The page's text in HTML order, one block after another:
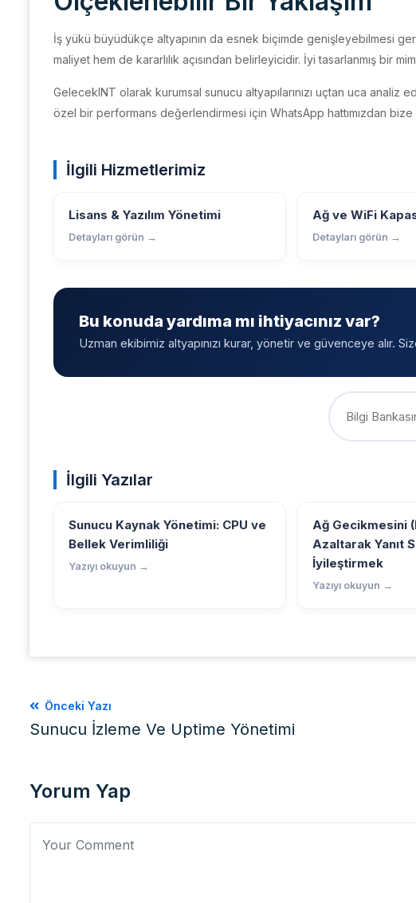
İş yükü büyüdükçe altyapının da esnek biçimde genişleyebilmesi
maliyet hem de kararlılık açısından belirleyicidir. İyi tasarlanmış bir
GelecekINT olarak kurumsal sunucu altyapılarınızı uçtan uca analiz
özel bir performans değerlendirmesi için WhatsApp hattımızdan
İlgili Hizmetlerimiz
Lisans & Yazılım Yönetimi
Detayları görün →
Ağ ve WiFi
Detayları görün →
Bu konuda yardıma mı ihtiyacınız var?
Uzman ekibimiz altyapınızı kurar, yönetir ve güvenceye alır.
İlgili Yazılar
Sunucu Kaynak Yönetimi: CPU ve
Bellek Verimliliği
Yazıyı okuyun →
Ağ Gecikmesini
Azaltarak Yanıt
İyileştirmek
Yazıyı okuyun →
Önceki Yazı
Sunucu İzleme Ve Uptime Yönetimi
Yorum Yap